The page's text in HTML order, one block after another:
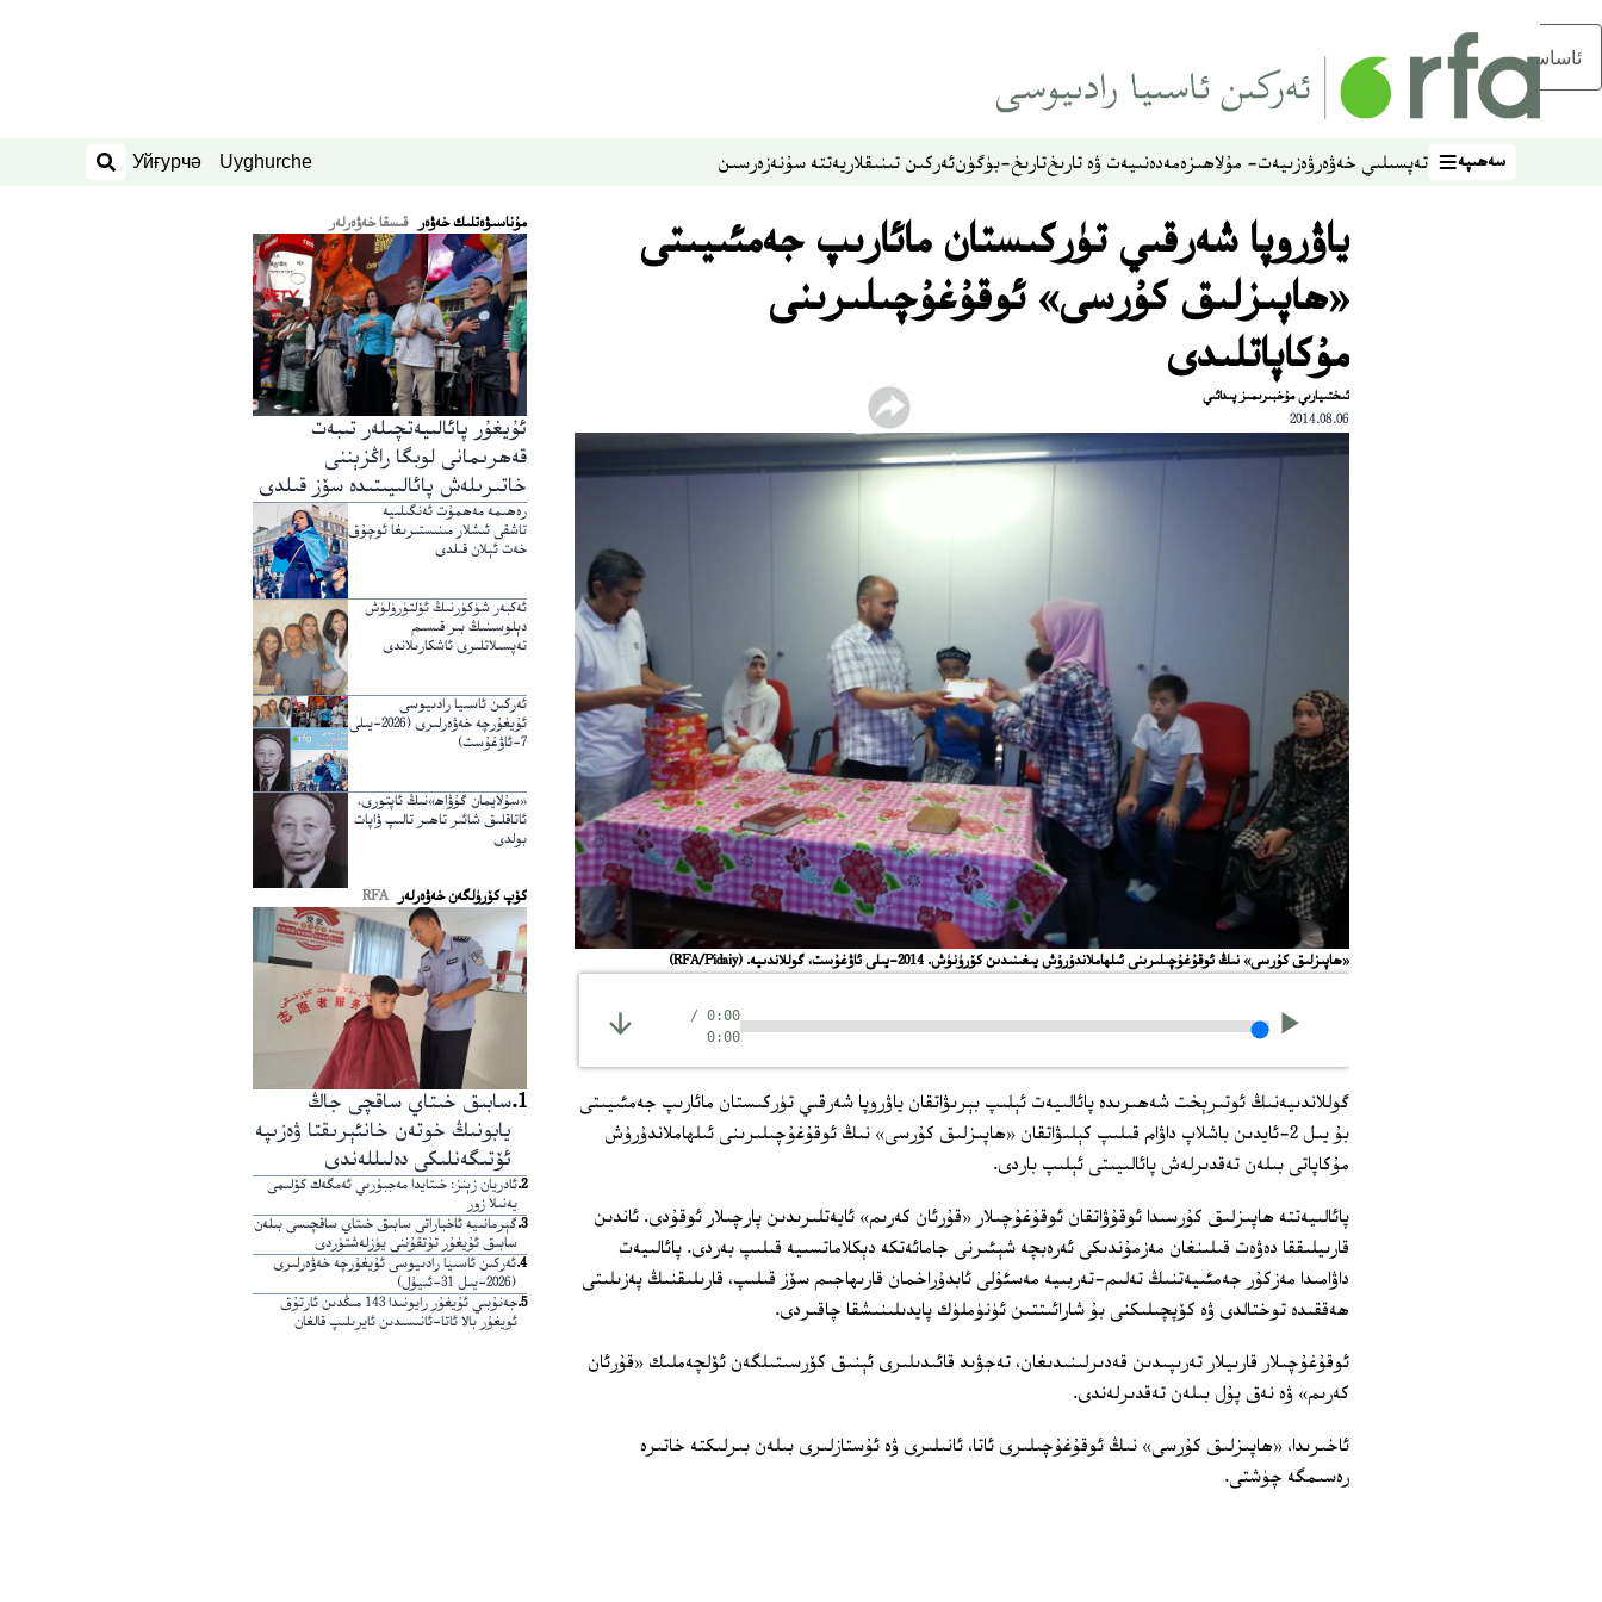
ئاساسلىق مەزمۇنغا ئاتلاڭ
سەھىپە
سەھىپە تەپسىلىي خەۋەرۋەزىيەت- مۇلاھىزەمەدەنىيەت ۋە تارىختارىخ-بۈگۈنئەركىن تىنىقلاريەتتە سۇنەزەرسىن Uyghurche
Уйғурчә
ئىزدەش
ياۋروپا شەرقىي تۈركىستان مائارىپ جەمئىيىتى
«ھاپىزلىق كۇرسى» ئوقۇغۇچىلىرىنى
مۇكاپاتلىدى
ئىختىيارىي مۇخبىرىمىز پىدائىي
2014.08.06
«ھاپىزلىق كۇرسى» نىڭ ئوقۇغۇچىلىرىنى ئىلھاملاندۇرۇش يىغىنىدىن كۆرۈنۈش. 2014-يىلى ئاۋغۇست، گوللاندىيە. (RFA/Pidaiy)
0:00
/
0:00
گوللاندىيەنىڭ ئوتىرېخت شەھىرىدە پائالىيەت ئېلىپ بېرىۋاتقان ياۋروپا شەرقىي تۈركىستان مائارىپ جەمئىيىتى
بۇ يىل 2‏-ئايدىن باشلاپ داۋام قىلىپ كېلىۋاتقان «ھاپىزلىق كۇرسى» نىڭ ئوقۇغۇچىلىرىنى ئىلھاملاندۇرۇش
مۇكاپاتى بىلەن تەقدىرلەش پائالىيىتى ئېلىپ باردى.
پائالىيەتتە ھاپىزلىق كۇرسىدا ئوقۇۋاتقان ئوقۇغۇچىلار «قۇرئان كەرىم» ئايەتلىرىدىن پارچىلار ئوقۇدى. ئاندىن
قارىيلىققا دەۋەت قىلىنغان مەزمۇندىكى ئەرەبچە شېئىرنى جامائەتكە دېكلاماتسىيە قىلىپ بەردى. پائالىيەت
داۋامىدا مەزكۇر جەمئىيەتنىڭ تەلىم-تەربىيە مەسئۇلى ئابدۇراخمان قارىھاجىم سۆز قىلىپ، قارىلىقنىڭ پەزىلىتى
ھەققىدە توختالدى ۋە كۆپچىلىكنى بۇ شارائىتتىن ئۈنۈملۈك پايدىلىنىشقا چاقىردى.
ئوقۇغۇچىلار قارىيلار تەرىپىدىن قەدىرلىنىدىغان، تەجۋىد قائىدىلىرى ئېنىق كۆرسىتىلگەن ئۆلچەملىك «قۇرئان
كەرىم» ۋە نەق پۇل بىلەن تەقدىرلەندى.
ئاخىرىدا، «ھاپىزلىق كۇرسى» نىڭ ئوقۇغۇچىلىرى ئاتا، ئانىلىرى ۋە ئۇستازلىرى بىلەن بىرلىكتە خاتىرە
رەسىمگە چۈشتى.
ﻣﯘﻧﺎﺳﯩﯟﻩﺗﻠﯩﻚ ﺧﻪﯞﻩﺭ قىسقا خەۋەرلەر
ئۇيغۇر پائالىيەتچىلەر تىبەت
قەھرىمانى لوبگا راڭزېننى
خاتىرىلەش پائالىيىتىدە سۆز قىلدى
رەھىمە مەھمۇت ئەنگىلىيە
تاشقى ئىشلار مىنىستىرىغا ئوچۇق
خەت ئېلان قىلدى
ئەكبەر شۈكۈرنىڭ ئۆلتۈرۈلۈش
دېلوسىنىڭ بىر قىسىم
تەپسىلاتلىرى ئاشكارىلاندى
ئەركىن ئاسىيا رادىيوسى
ئۇيغۇرچە خەۋەرلىرى (2026-يىلى
7-ئاۋغۇست)
«سۇلايمان گۇۋاھ»نىڭ ئاپتورى،
ئاتاقلىق شائىر تاھىر تالىپ ۋاپات
بولدى
كۆپ كۆرۈلگەن خەۋەرلەر RFA
1
.سابىق خىتاي ساقچى جاڭ
يابونىڭ خوتەن خانئېرىقتا ۋەزىپە
ئۆتىگەنلىكى دەلىللەندى
2
.ئادريان زېنز: خىتايدا مەجبۇرىي ئەمگەك كۆلىمى
يەنىلا زور
3
.گېرمانىيە ئاخباراتى سابىق خىتاي ساقچىسى بىلەن
سابىق ئۇيغۇر تۇتقۇننى يۈزلەشتۈردى
4
.ئەركىن ئاسىيا رادىيوسى ئۇيغۇرچە خەۋەرلىرى
(2026-يىل 31-ئىيۇل)
5
.
جەنۇبىي ئۇيغۇر رايونىدا 143 مىڭدىن ئارتۇق
ئويغۇر بالا ئاتا-ئانىسىدىن ئايرىلىپ قالغان